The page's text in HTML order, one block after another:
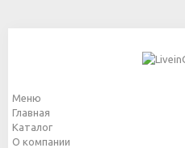
Меню
Главная
Каталог
О компании